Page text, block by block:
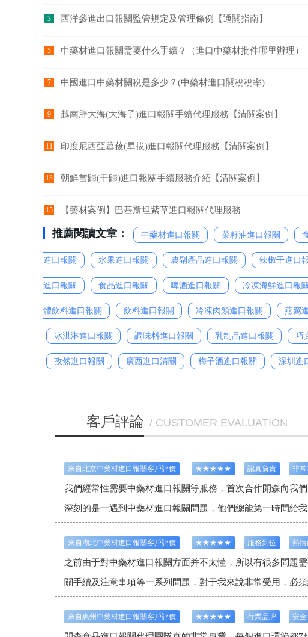
3 西洋參進出口報關監管規定及管理條例【通關指南】
5 中藥材進口報關需要什么手續？（進口中藥材批件哪里辦理）
7 中國進口中藥材關稅是多少？(中藥材進口關稅稅率)
9 越南胖大海(大海子)進口報關手續代理服務【清關案例】
11 印度尼西亞蓽菝(畢拔)進口報關代理服務【清關案例】
13 朝鮮當歸(干歸)進口報關手續服務介紹【清關案例】
15 【藥材案例】巴基斯坦紫草進口報關代理服務
推薦閱讀文章： 中藥材進口報關 菜籽油進口報關
進口報關 水果進口報關 農副產品進口報關 辣椒干進口
進口報關 食品進口報關 啤酒進口報關 冷凍海鮮進口報關
體飲料進口報關 飲料進口報關 冷凍肉類進口報關 燕窩
冰淇淋進口報關 調味料進口報關 乳制品進口報關 巧
孜然進口報關 廣西進口清關 梅子酒進口報關 深圳進
客戶評論 / CUSTOMER EVALUATION
來自北京中藥材進口報關客戶評價 ★★★★★ 認真負責 非
我們經常性需要中藥材進口報關等服務，首次合作開森向我
深刻的是一遇到中藥材進口報關問題，他們總能第一時間給
來自湖北中藥材進口報關客戶評價 ★★★★★ 服務到位 熱
之前由于對中藥材進口報關方面并不太懂，所以有很多問題
關手續及注意事項等一系列問題，對于我來說非常受用，必須
來自惠州中藥材進口報關客戶評價 ★★★★★ 行業品牌 安